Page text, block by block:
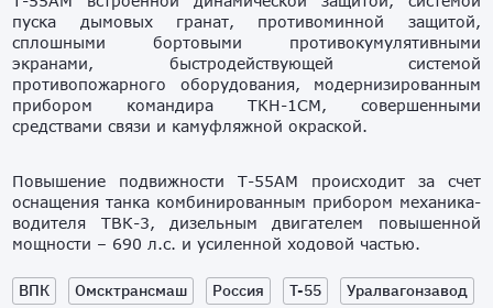
пуска дымовых гранат, противоминной защитой,
сплошными бортовыми противокумулятивными
экранами, быстродействующей системой
противопожарного оборудования, модернизированным
прибором командира ТКН-1СМ, совершенными
средствами связи и камуфляжной окраской.
Повышение подвижности Т-55АМ происходит за счет
оснащения танка комбинированным прибором механика-
водителя ТВК-3, дизельным двигателем повышенной
мощности – 690 л.с. и усиленной ходовой частью.
ВПК Омсктрансмаш Россия Т-55 Уралвагонзавод